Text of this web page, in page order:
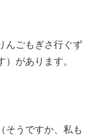
んごもぎさ行ぐず
があります。
そうですか、私も